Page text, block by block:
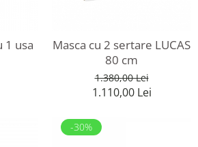
1 usa
Masca cu 2 sertare LUCAS
80 cm
1.380,00 Lei
1.110,00 Lei
-30%